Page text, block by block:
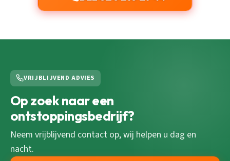
VRIJBLIJVEND ADVIES
Op zoek naar een
ontstoppingsbedrijf?
Neem vrijblijvend contact op, wij helpen u dag en
nacht.